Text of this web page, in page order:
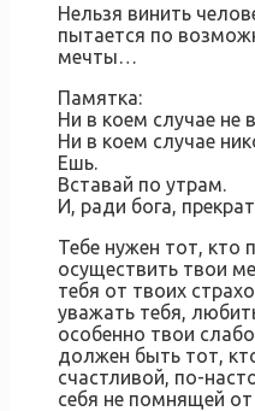
Нельзя винить
пытается по
мечты…
Памятка:
Ни в коем случае не
Ни в коем случае
Ешь.
Вставай по утрам.
И, ради бога,
Тебе нужен тот, кто
осуществить твои
тебя от твоих
уважать тебя,
особенно твои
должен быть тот,
счастливой, по-
себя не помнящей от